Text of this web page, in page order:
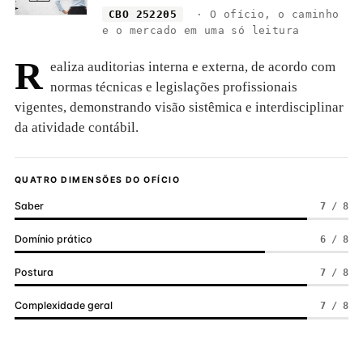
CBO 252205
· O ofício, o caminho
e o mercado em uma só leitura
R ealiza auditorias interna e externa, de acordo com
normas técnicas e legislações profissionais
vigentes, demonstrando visão sistêmica e interdisciplinar
da atividade contábil.
QUATRO DIMENSÕES DO OFÍCIO
Saber 7 / 8
Domínio prático 6 / 8
Postura 7 / 8
Complexidade geral 7 / 8